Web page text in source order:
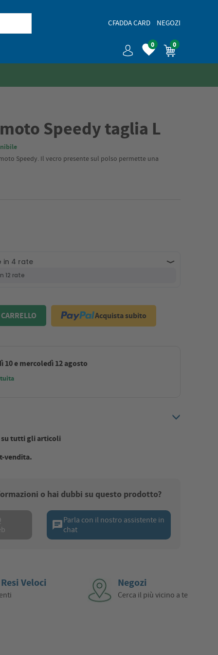
CFADDA CARD NEGOZI
0 0
Speedy taglia L
Speedy. Il vecro presente sul polso permette una
Acquista subito
10 e mercoledì 12 agosto
su tutti gli articoli
vendita.
o hai dubbi su questo prodotto?
chatParla con il nostro assistente in
chat
Veloci Negozi
Cerca il più vicino a te